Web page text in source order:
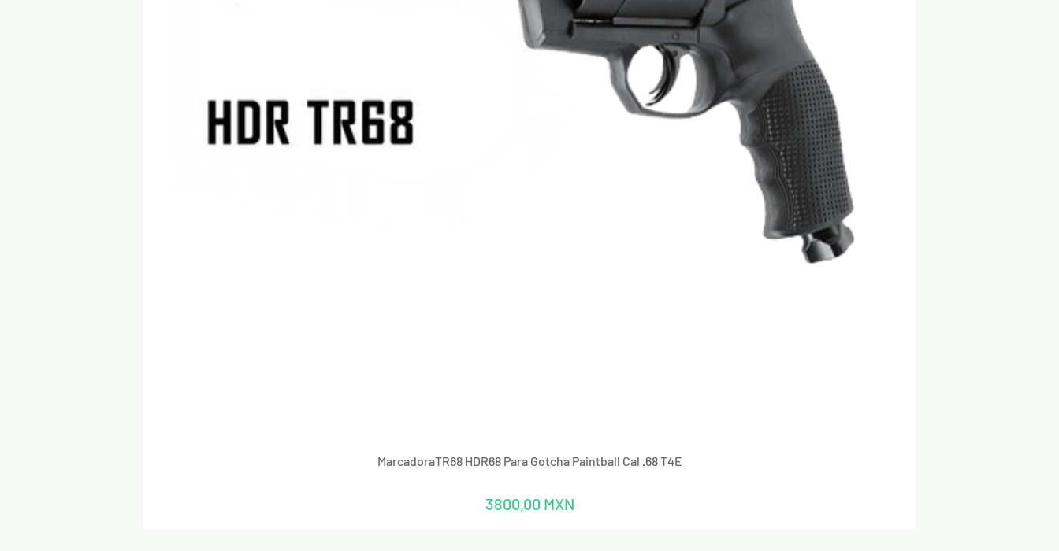
Vista rápida
MarcadoraTR68 HDR68 Para Gotcha Paintball Cal .68 T4E
Precio
3800,00 MXN